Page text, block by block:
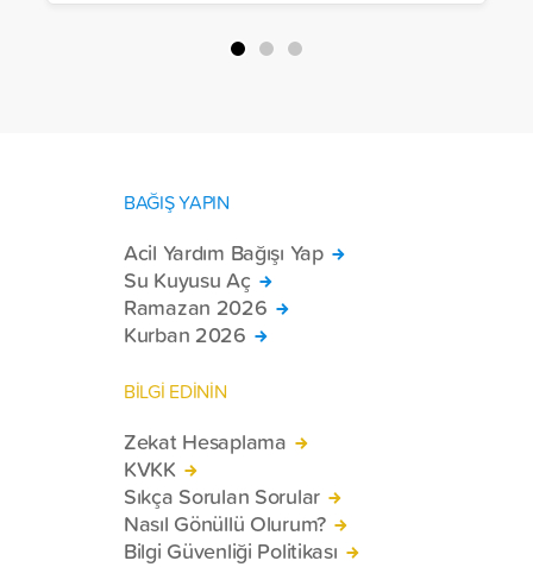
BAĞIŞ YAPIN
Acil Yardım Bağışı Yap
Su Kuyusu Aç
Ramazan 2026
Kurban 2026
BİLGİ EDİNİN
Zekat Hesaplama
KVKK
Sıkça Sorulan Sorular
Nasıl Gönüllü Olurum?
Bilgi Güvenliği Politikası